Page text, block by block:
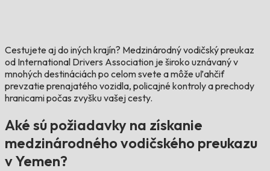
Cestujete aj do iných krajín? Medzinárodný vodičský preukaz
od International Drivers Association je široko uznávaný v
mnohých destináciách po celom svete a môže uľahčiť
prevzatie prenajatého vozidla, policajné kontroly a prechody
hranicami počas zvyšku vašej cesty.
Aké sú požiadavky na získanie
medzinárodného vodičského preukazu
v Yemen?